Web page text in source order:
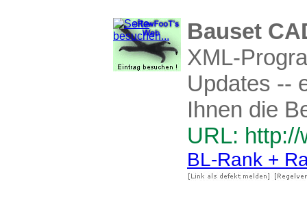
Bauset
XML-
Updates --
Ihnen die
URL:
BL-Rank +